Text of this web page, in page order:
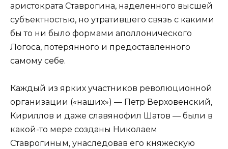
аристократа Ставрогина, наделенного высшей
субъектностью, но утратившего связь с какими
бы то ни было формами аполлонического
Логоса, потерянного и предоставленного
самому себе.
Каждый из ярких участников революционной
организации («наших») — Петр Верховенский,
Кириллов и даже славянофил Шатов — были в
какой-то мере созданы Николаем
Ставрогиным, унаследовав его княжескую